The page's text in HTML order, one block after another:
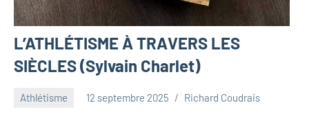
L’ATHLÉTISME À TRAVERS LES
SIÈCLES (Sylvain Charlet)
Athlétisme 12 septembre 2025 Richard Coudrais